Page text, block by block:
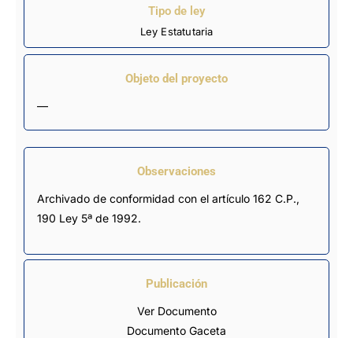
Tipo de ley
Ley Estatutaria
Objeto del proyecto
—
Observaciones
Archivado de conformidad con el artículo 162 C.P.,
190 Ley 5ª de 1992.
Publicación
Ver Documento
Documento Gaceta